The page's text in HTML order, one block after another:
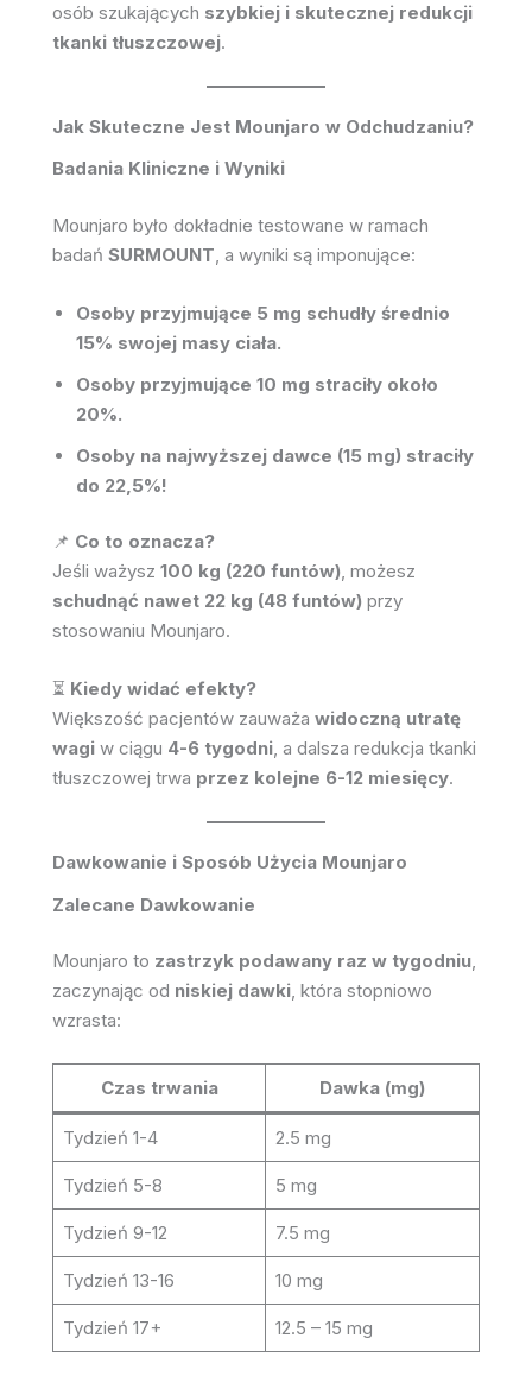
osób szukających szybkiej i skutecznej redukcji
tkanki tłuszczowej.
Jak Skuteczne Jest Mounjaro w Odchudzaniu?
Badania Kliniczne i Wyniki
Mounjaro było dokładnie testowane w ramach
badań SURMOUNT , a wyniki są imponujące:
Osoby przyjmujące 5 mg schudły średnio
15% swojej masy ciała.
Osoby przyjmujące 10 mg straciły około
20%.
Osoby na najwyższej dawce (15 mg) straciły
do 22,5%!
📌 Co to oznacza?
Jeśli ważysz 100 kg (220 funtów), możesz
schudnąć nawet 22 kg (48 funtów) przy
stosowaniu Mounjaro.
⏳ Kiedy widać efekty?
Większość pacjentów zauważa widoczną utratę
wagi w ciągu 4-6 tygodni, a dalsza redukcja tkanki
tłuszczowej trwa przez kolejne 6-12 miesięcy.
Dawkowanie i Sposób Użycia Mounjaro
Zalecane Dawkowanie
Mounjaro to zastrzyk podawany raz w tygodniu,
zaczynając od niskiej dawki, która stopniowo
wzrasta:
Czas trwania Dawka (mg)
Tydzień 1-4 2.5 mg
Tydzień 5-8 5 mg
Tydzień 9-12 7.5 mg
Tydzień 13-16 10 mg
Tydzień 17+ 12.5 – 15 mg